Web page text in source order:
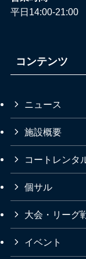
平日14:00-21:00
コンテンツ
ニュース
施設概要
コートレンタ
個サル
大会・リーグ
イベント